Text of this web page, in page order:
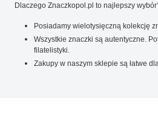
Dlaczego Znaczkopol.pl to najlepszy
Posiadamy wielotysięczną kolekcję
Wszystkie znaczki są autentyczne.
filatelistyki.
Zakupy w naszym sklepie są łatwe